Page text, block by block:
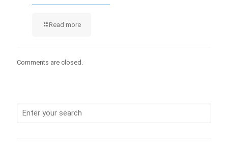
Read more
Comments are closed.